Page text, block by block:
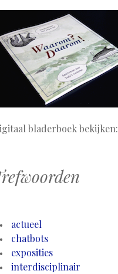
bladerboek bekijken:
actueel
chatbots
exposities
interdisciplinair